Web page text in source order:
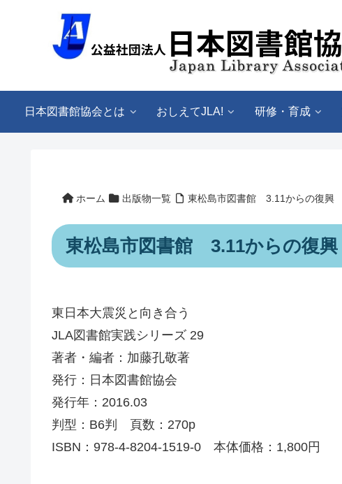
日本図書館協会とは おしえてJLA! 研修・育成
ホーム 出版物一覧 東松島市図書館 3.11からの復興
東松島市図書館 3.11からの復興
東日本大震災と向き合う
JLA図書館実践シリーズ 29
著者・編者：加藤孔敬著
発行：日本図書館協会
発行年：2016.03
判型：B6判 頁数：270p
ISBN：978-4-8204-1519-0 本体価格：1,800円